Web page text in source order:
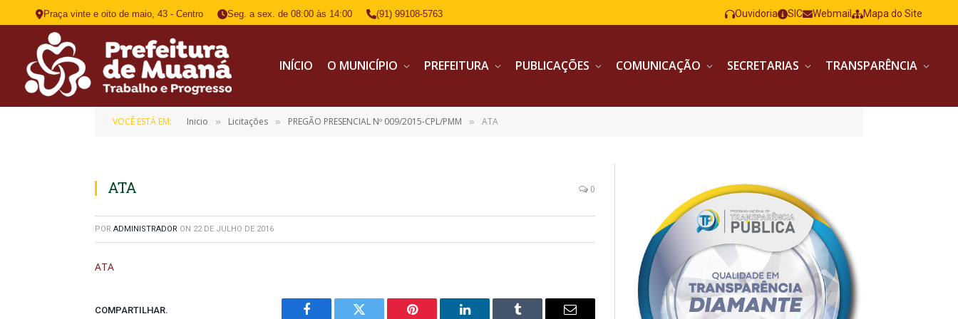
Praça vinte e oito de maio, 43 - Centro Seg. a sex. de 08:00 às 14:00 (91) 99108-5763 Ouvidoria SIC Webmail Mapa do Site
INÍCIO O MUNICÍPIO PREFEITURA PUBLICAÇÕES COMUNICAÇÃO SECRETARIAS TRANSPARÊNCIA
VOCÊ ESTÁ EM: Inicio » Licitações » PREGÃO PRESENCIAL Nº 009/2015-CPL/PMM » ATA
ATA 0
POR ADMINISTRADOR ON 22 DE JULHO DE 2016
ATA
COMPARTILHAR.